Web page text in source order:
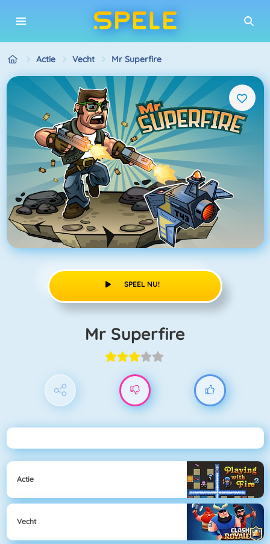
Actie Vecht Mr Superfire
SPEEL NU!
Mr Superfire
Actie
Vecht